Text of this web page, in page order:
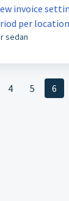
invoice
per
sedan
4 5 6